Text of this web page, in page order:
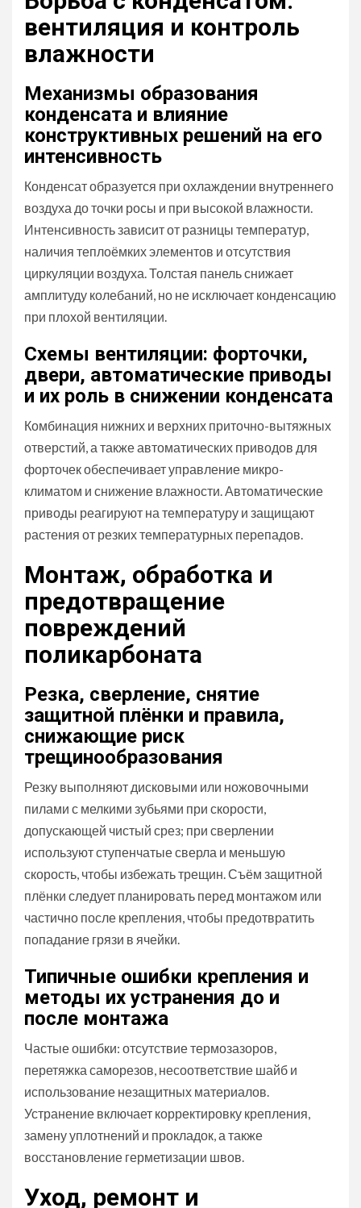
вентиляция и контроль
влажности
Механизмы образования
конденсата и влияние
конструктивных решений на его
интенсивность
Конденсат образуется при охлаждении внутреннего
воздуха до точки росы и при высокой влажности.
Интенсивность зависит от разницы температур,
наличия теплоёмких элементов и отсутствия
циркуляции воздуха. Толстая панель снижает
амплитуду колебаний, но не исключает конденсацию
при плохой вентиляции.
Схемы вентиляции: форточки,
двери, автоматические приводы
и их роль в снижении конденсата
Комбинация нижних и верхних приточно-вытяжных
отверстий, а также автоматических приводов для
форточек обеспечивает управление микро-
климатом и снижение влажности. Автоматические
приводы реагируют на температуру и защищают
растения от резких температурных перепадов.
Монтаж, обработка и
предотвращение
повреждений
поликарбоната
Резка, сверление, снятие
защитной плёнки и правила,
снижающие риск
трещинообразования
Резку выполняют дисковыми или ножовочными
пилами с мелкими зубьями при скорости,
допускающей чистый срез; при сверлении
используют ступенчатые сверла и меньшую
скорость, чтобы избежать трещин. Съём защитной
плёнки следует планировать перед монтажом или
частично после крепления, чтобы предотвратить
попадание грязи в ячейки.
Типичные ошибки крепления и
методы их устранения до и
после монтажа
Частые ошибки: отсутствие термозазоров,
перетяжка саморезов, несоответствие шайб и
использование незащитных материалов.
Устранение включает корректировку крепления,
замену уплотнений и прокладок, а также
восстановление герметизации швов.
Уход, ремонт и